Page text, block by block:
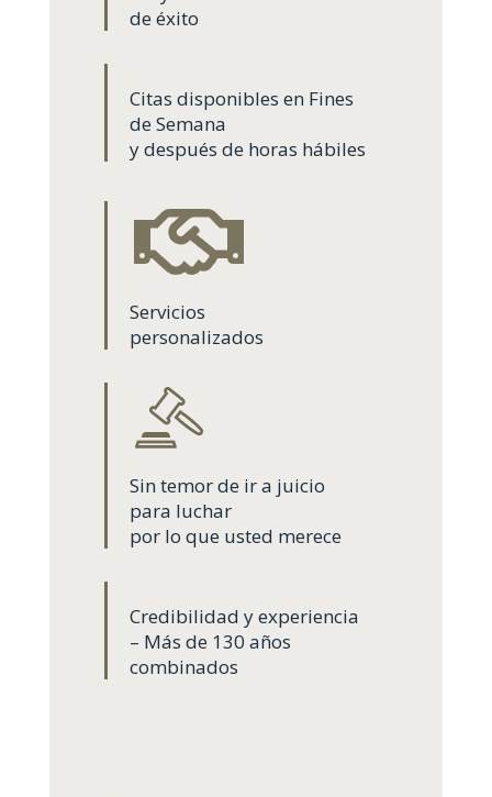
de éxito
Citas disponibles en Fines
de Semana
y después de horas hábiles
Servicios
personalizados
Sin temor de ir a juicio
para luchar
por lo que usted merece
Credibilidad y experiencia
– Más de 130 años
combinados